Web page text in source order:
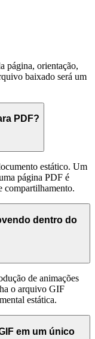
página, orientação,
baixado será um
PDF?
estático. Um
página PDF é
compartilhamento.
dentro do
de animações
o arquivo GIF
estática.
em um único